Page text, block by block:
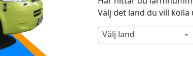
Välj det land du vill
Välj land